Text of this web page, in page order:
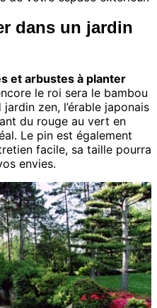
dans un jardin
et arbustes à planter
le roi sera le bambou
zen, l’érable japonais
du rouge au vert en
Le pin est également
facile, sa taille pourra
envies.